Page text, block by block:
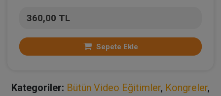
360,00 TL
Sepete Ekle
Kategoriler: Bütün Video Eğitimler, Kongreler,